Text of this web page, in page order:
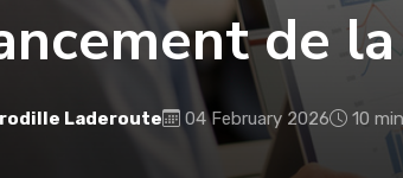
de
Laderoute 04 February 2026 10